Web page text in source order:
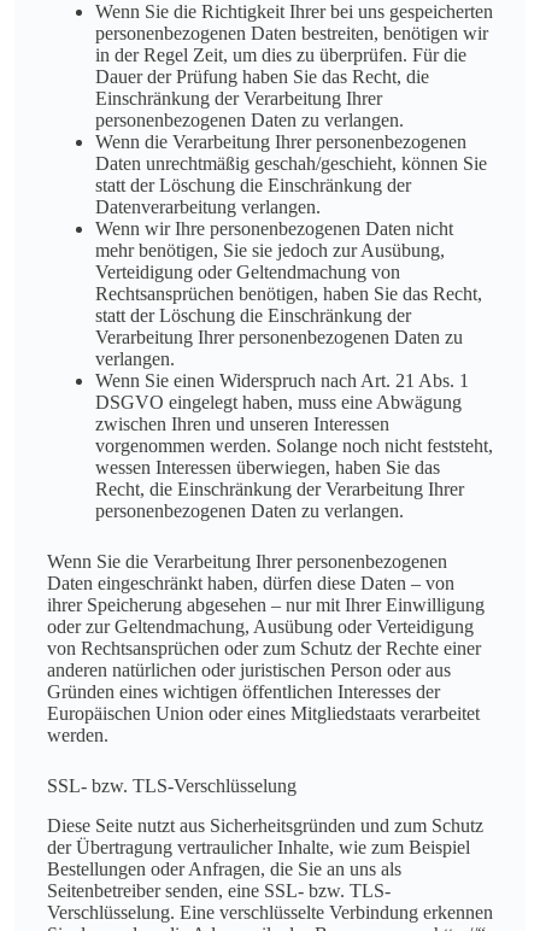
Wenn Sie die Richtigkeit Ihrer bei uns gespeicherten
personenbezogenen Daten bestreiten, benötigen wir
in der Regel Zeit, um dies zu überprüfen. Für die
Dauer der Prüfung haben Sie das Recht, die
Einschränkung der Verarbeitung Ihrer
personenbezogenen Daten zu verlangen.
Wenn die Verarbeitung Ihrer personenbezogenen
Daten unrechtmäßig geschah/geschieht, können Sie
statt der Löschung die Einschränkung der
Datenverarbeitung verlangen.
Wenn wir Ihre personenbezogenen Daten nicht
mehr benötigen, Sie sie jedoch zur Ausübung,
Verteidigung oder Geltendmachung von
Rechtsansprüchen benötigen, haben Sie das Recht,
statt der Löschung die Einschränkung der
Verarbeitung Ihrer personenbezogenen Daten zu
verlangen.
Wenn Sie einen Widerspruch nach Art. 21 Abs. 1
DSGVO eingelegt haben, muss eine Abwägung
zwischen Ihren und unseren Interessen
vorgenommen werden. Solange noch nicht feststeht,
wessen Interessen überwiegen, haben Sie das
Recht, die Einschränkung der Verarbeitung Ihrer
personenbezogenen Daten zu verlangen.
Wenn Sie die Verarbeitung Ihrer personenbezogenen
Daten eingeschränkt haben, dürfen diese Daten – von
ihrer Speicherung abgesehen – nur mit Ihrer Einwilligung
oder zur Geltendmachung, Ausübung oder Verteidigung
von Rechtsansprüchen oder zum Schutz der Rechte einer
anderen natürlichen oder juristischen Person oder aus
Gründen eines wichtigen öffentlichen Interesses der
Europäischen Union oder eines Mitgliedstaats verarbeitet
werden.
SSL- bzw. TLS-Verschlüsselung
Diese Seite nutzt aus Sicherheitsgründen und zum Schutz
der Übertragung vertraulicher Inhalte, wie zum Beispiel
Bestellungen oder Anfragen, die Sie an uns als
Seitenbetreiber senden, eine SSL- bzw. TLS-
Verschlüsselung. Eine verschlüsselte Verbindung erkennen